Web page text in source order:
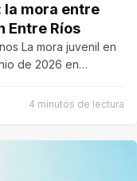
mora entre
Entre Ríos
La mora juvenil en
de 2026 en…
4 minutos de lectura